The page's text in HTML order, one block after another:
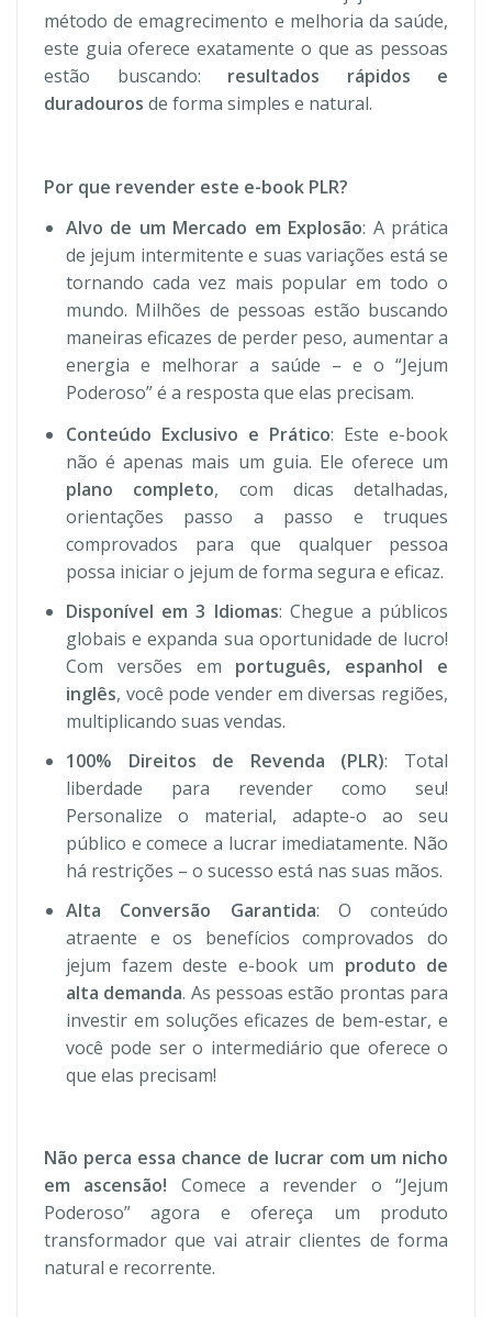
método de emagrecimento e melhoria da saúde,
este guia oferece exatamente o que as pessoas
estão buscando: resultados rápidos e
duradouros de forma simples e natural.
Por que revender este e-book PLR?
Alvo de um Mercado em Explosão: A prática
de jejum intermitente e suas variações está se
tornando cada vez mais popular em todo o
mundo. Milhões de pessoas estão buscando
maneiras eficazes de perder peso, aumentar a
energia e melhorar a saúde – e o “Jejum
Poderoso” é a resposta que elas precisam.
Conteúdo Exclusivo e Prático: Este e-book
não é apenas mais um guia. Ele oferece um
plano completo, com dicas detalhadas,
orientações passo a passo e truques
comprovados para que qualquer pessoa
possa iniciar o jejum de forma segura e eficaz.
Disponível em 3 Idiomas: Chegue a públicos
globais e expanda sua oportunidade de lucro!
Com versões em português, espanhol e
inglês, você pode vender em diversas regiões,
multiplicando suas vendas.
100% Direitos de Revenda (PLR): Total
liberdade para revender como seu!
Personalize o material, adapte-o ao seu
público e comece a lucrar imediatamente. Não
há restrições – o sucesso está nas suas mãos.
Alta Conversão Garantida: O conteúdo
atraente e os benefícios comprovados do
jejum fazem deste e-book um produto de
alta demanda. As pessoas estão prontas para
investir em soluções eficazes de bem-estar, e
você pode ser o intermediário que oferece o
que elas precisam!
Não perca essa chance de lucrar com um nicho
em ascensão! Comece a revender o “Jejum
Poderoso” agora e ofereça um produto
transformador que vai atrair clientes de forma
natural e recorrente.